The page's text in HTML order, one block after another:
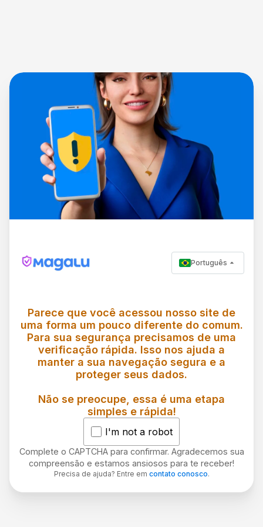
Português
Parece que você acessou nosso site de
uma forma um pouco diferente do comum.
Para sua segurança precisamos de uma
verificação rápida. Isso nos ajuda a
manter a sua navegação segura e a
proteger seus dados.
Não se preocupe, essa é uma etapa
simples e rápida!
I'm not a robot
Complete o CAPTCHA para confirmar. Agradecemos sua
compreensão e estamos ansiosos para te receber!
Precisa de ajuda? Entre em contato conosco.